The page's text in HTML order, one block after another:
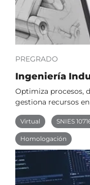
PREGRADO
Ingeniería
Optimiza procesos,
gestiona recursos
Virtual SNIES
Homologación